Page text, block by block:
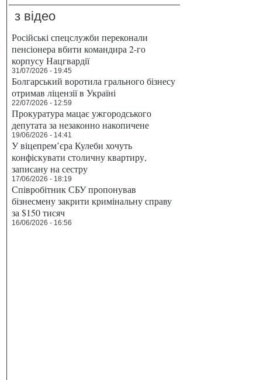
з відео
Російські спецслужби переконали
пенсіонера вбити командира 2-го
корпусу Нацгвардії
31/07/2026 - 19:45
Болгарський воротила грального бізнесу
отримав ліцензії в Україні
22/07/2026 - 12:59
Прокуратура мацає ужгородського
депутата за незаконно накопичене
19/06/2026 - 14:41
У віцепрем’єра Кулеби хочуть
конфіскувати столичну квартиру,
записану на сестру
17/06/2026 - 18:19
Співробітник СБУ пропонував
бізнесмену закрити кримінальну справу
за $150 тисяч
16/06/2026 - 16:56